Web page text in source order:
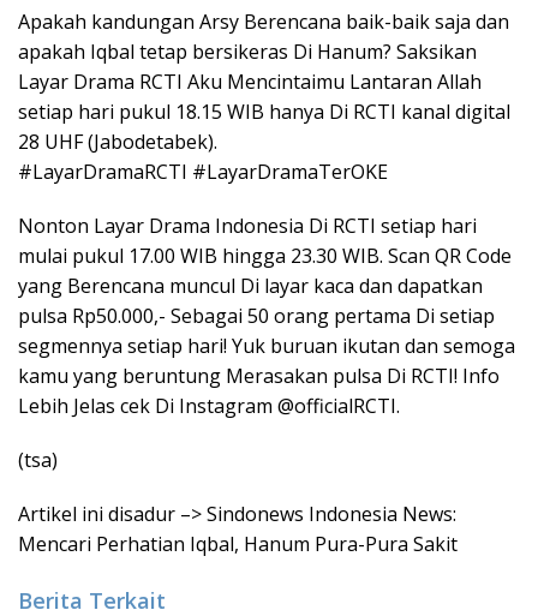
Apakah kandungan Arsy Berencana baik-baik saja dan
apakah Iqbal tetap bersikeras Di Hanum? Saksikan
Layar Drama RCTI Aku Mencintaimu Lantaran Allah
setiap hari pukul 18.15 WIB hanya Di RCTI kanal digital
28 UHF (Jabodetabek).
#LayarDramaRCTI #LayarDramaTerOKE
Nonton Layar Drama Indonesia Di RCTI setiap hari
mulai pukul 17.00 WIB hingga 23.30 WIB. Scan QR Code
yang Berencana muncul Di layar kaca dan dapatkan
pulsa Rp50.000,- Sebagai 50 orang pertama Di setiap
segmennya setiap hari! Yuk buruan ikutan dan semoga
kamu yang beruntung Merasakan pulsa Di RCTI! Info
Lebih Jelas cek Di Instagram @officialRCTI.
(tsa)
Artikel ini disadur –> Sindonews Indonesia News:
Mencari Perhatian Iqbal, Hanum Pura-Pura Sakit
Berita Terkait